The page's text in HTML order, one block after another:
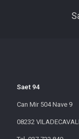
Saet 94
Can Mir 504 Nave 9
08232